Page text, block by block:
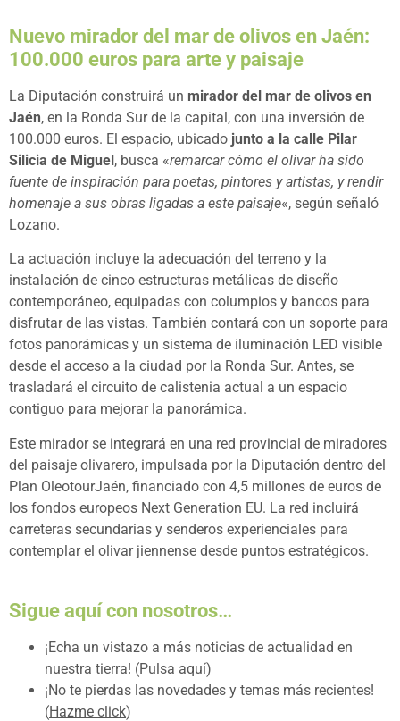
Nuevo mirador del mar de olivos en Jaén:
100.000 euros para arte y paisaje
La Diputación construirá un mirador del mar de olivos en
Jaén, en la Ronda Sur de la capital, con una inversión de
100.000 euros. El espacio, ubicado junto a la calle Pilar
Silicia de Miguel, busca «remarcar cómo el olivar ha sido
fuente de inspiración para poetas, pintores y artistas, y rendir
homenaje a sus obras ligadas a este paisaje«, según señaló
Lozano.
La actuación incluye la adecuación del terreno y la
instalación de cinco estructuras metálicas de diseño
contemporáneo, equipadas con columpios y bancos para
disfrutar de las vistas. También contará con un soporte para
fotos panorámicas y un sistema de iluminación LED visible
desde el acceso a la ciudad por la Ronda Sur. Antes, se
trasladará el circuito de calistenia actual a un espacio
contiguo para mejorar la panorámica.
Este mirador se integrará en una red provincial de miradores
del paisaje olivarero, impulsada por la Diputación dentro del
Plan OleotourJaén, financiado con 4,5 millones de euros de
los fondos europeos Next Generation EU. La red incluirá
carreteras secundarias y senderos experienciales para
contemplar el olivar jiennense desde puntos estratégicos.
Sigue aquí con nosotros…
¡Echa un vistazo a más noticias de actualidad en
nuestra tierra! (Pulsa aquí)
¡No te pierdas las novedades y temas más recientes!
(Hazme click)